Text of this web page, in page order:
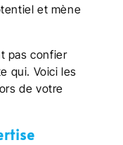
et mène
pas confier
qui. Voici les
de votre